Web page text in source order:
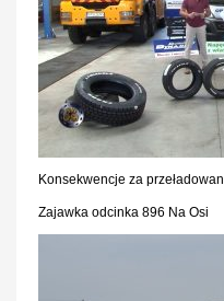
Konsekwencje za
Zajawka odcinka 896 Na Osi